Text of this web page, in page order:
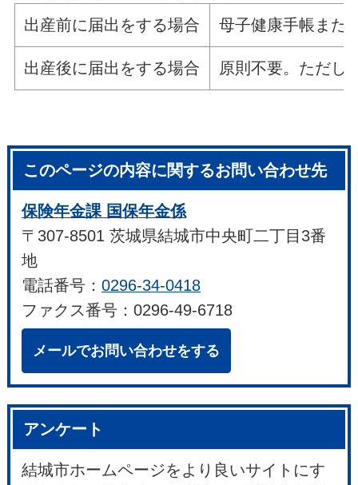
出産前に届出をする場合
母子健康手帳また
出産後に届出をする場合 原則不要。ただし
このページの内容に関するお問い合わせ先
保険年金課 国保年金係
〒307-8501 茨城県結城市中央町二丁目3番
地
電話番号：0296-34-0418
ファクス番号：0296-49-6718
メールでお問い合わせをする
アンケート
結城市ホームページをより良いサイトにす